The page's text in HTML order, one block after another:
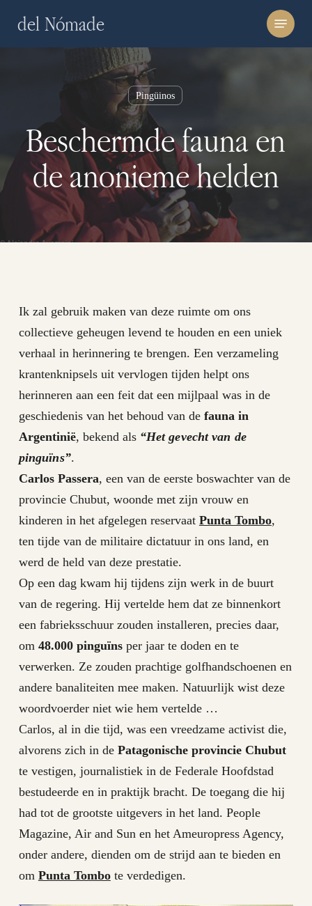
del Nómade Menu
Pingüinos
Beschermde fauna en
de anonieme helden
Ik zal gebruik maken van deze ruimte om ons
collectieve geheugen levend te houden en een uniek
verhaal in herinnering te brengen. Een verzameling
krantenknipsels uit vervlogen tijden helpt ons
herinneren aan een feit dat een mijlpaal was in de
geschiedenis van het behoud van de fauna in
Argentinië, bekend als “Het gevecht van de
pinguïns”.
Carlos Passera, een van de eerste boswachter van de
provincie Chubut, woonde met zijn vrouw en
kinderen in het afgelegen reservaat Punta Tombo,
ten tijde van de militaire dictatuur in ons land, en
werd de held van deze prestatie.
Op een dag kwam hij tijdens zijn werk in de buurt
van de regering. Hij vertelde hem dat ze binnenkort
een fabrieksschuur zouden installeren, precies daar,
om 48.000 pinguïnsper jaar te doden en te
verwerken. Ze zouden prachtige golfhandschoenen en
andere banaliteiten mee maken. Natuurlijk wist deze
woordvoerder niet wie hem vertelde …
Carlos, al in die tijd, was een vreedzame activist die,
alvorens zich in de Patagonische provincie Chubut
te vestigen, journalistiek in de Federale Hoofdstad
bestudeerde en in praktijk bracht. De toegang die hij
had tot de grootste uitgevers in het land. People
Magazine, Air and Sun en het Ameuropress Agency,
onder andere, dienden om de strijd aan te bieden en
om Punta Tombote verdedigen.